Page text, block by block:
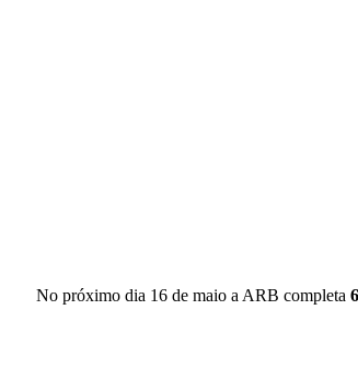
No próximo dia 16 de maio a ARB completa